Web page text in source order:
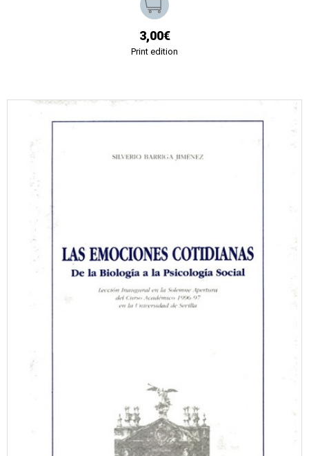
3,00€
Print edition